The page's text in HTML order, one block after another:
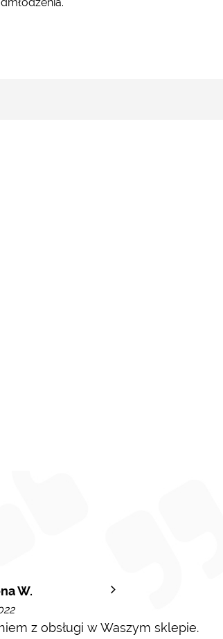
W.
z obsługi w Waszym sklepie.